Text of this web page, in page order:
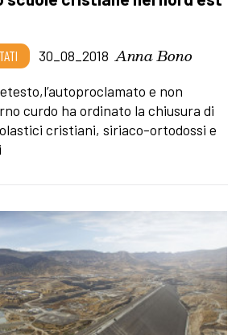
30_08_2018 Anna Bono
e non
curdo ha ordinato la chiusura di
cristiani, siriaco-ortodossi e